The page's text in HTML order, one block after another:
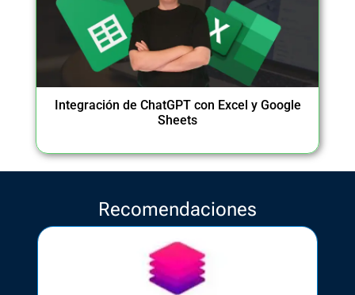
Integración de ChatGPT con Excel y Google
Sheets
Recomendaciones